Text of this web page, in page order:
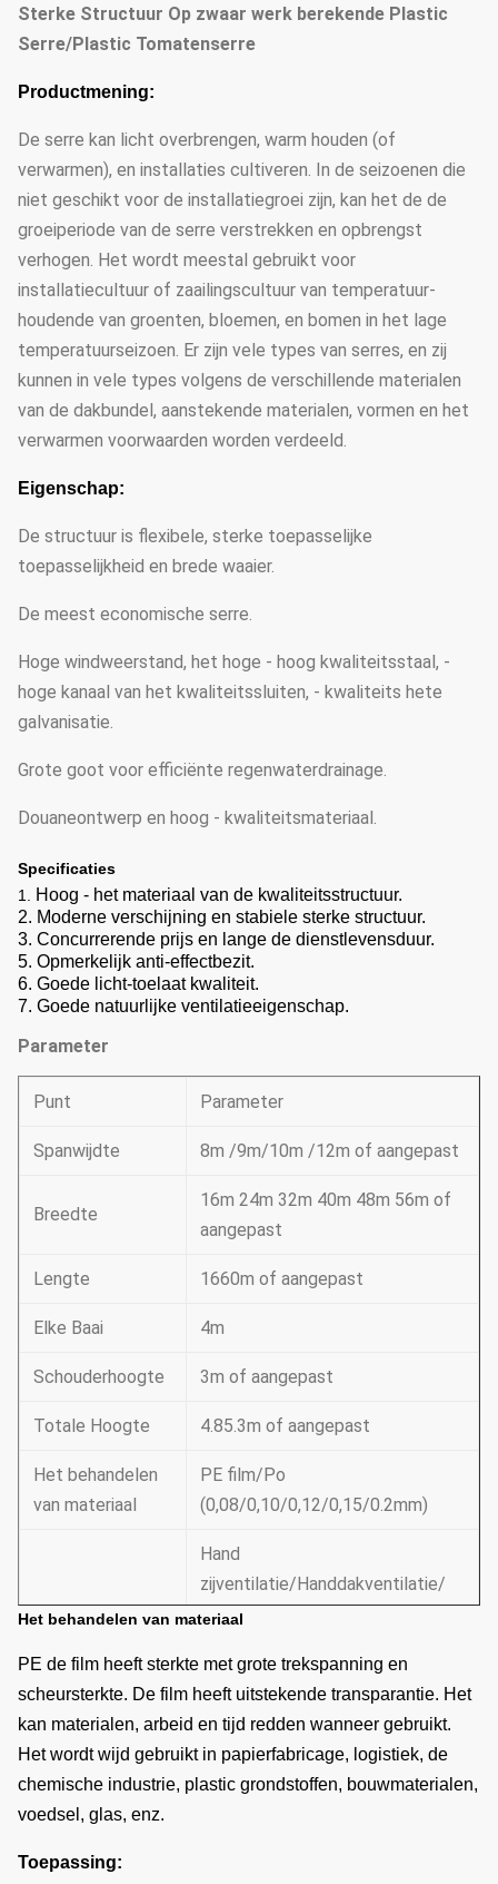
Sterke Structuur Op zwaar werk berekende Plastic
Serre/Plastic Tomatenserre
Productmening:
De serre kan licht overbrengen, warm houden (of
verwarmen), en installaties cultiveren. In de seizoenen die
niet geschikt voor de installatiegroei zijn, kan het de de
groeiperiode van de serre verstrekken en opbrengst
verhogen. Het wordt meestal gebruikt voor
installatiecultuur of zaailingscultuur van temperatuur-
houdende van groenten, bloemen, en bomen in het lage
temperatuurseizoen. Er zijn vele types van serres, en zij
kunnen in vele types volgens de verschillende materialen
van de dakbundel, aanstekende materialen, vormen en het
verwarmen voorwaarden worden verdeeld.
Eigenschap:
De structuur is flexibele, sterke toepasselijke
toepasselijkheid en brede waaier.
De meest economische serre.
Hoge windweerstand, het hoge - hoog kwaliteitsstaal, -
hoge kanaal van het kwaliteitssluiten, - kwaliteits hete
galvanisatie.
Grote goot voor efficiënte regenwaterdrainage.
Douaneontwerp en hoog - kwaliteitsmateriaal.
Specificaties
1.
Hoog - het materiaal van de kwaliteitsstructuur.
2. Moderne verschijning en stabiele sterke structuur.
3. Concurrerende prijs en lange de dienstlevensduur.
5. Opmerkelijk anti-effectbezit.
6. Goede licht-toelaat kwaliteit.
7. Goede natuurlijke ventilatieeigenschap.
Parameter
Punt Parameter
Spanwijdte 8m /9m/10m /12m of aangepast
Breedte
16m 24m 32m 40m 48m 56m of
aangepast
Lengte 1660m of aangepast
Elke Baai 4m
Schouderhoogte 3m of aangepast
Totale Hoogte 4.85.3m of aangepast
Het behandelen
van materiaal
PE film/Po
(0,08/0,10/0,12/0,15/0.2mm)
Ventilatie
Hand
zijventilatie/Handdakventilatie/
Elektrische
zijventilatie/dakventilatie
De boogafstand 1.33m / 1.2/1,0/2,0 of aangepast
Boogdiameter
25mm, 32mm, 48mm of
Het behandelen van materiaal
PE de film heeft sterkte met grote trekspanning en
scheursterkte. De film heeft uitstekende transparantie. Het
kan materialen, arbeid en tijd redden wanneer gebruikt.
Het wordt wijd gebruikt in papierfabricage, logistiek, de
chemische industrie, plastic grondstoffen, bouwmaterialen,
voedsel, glas, enz.
Toepassing: